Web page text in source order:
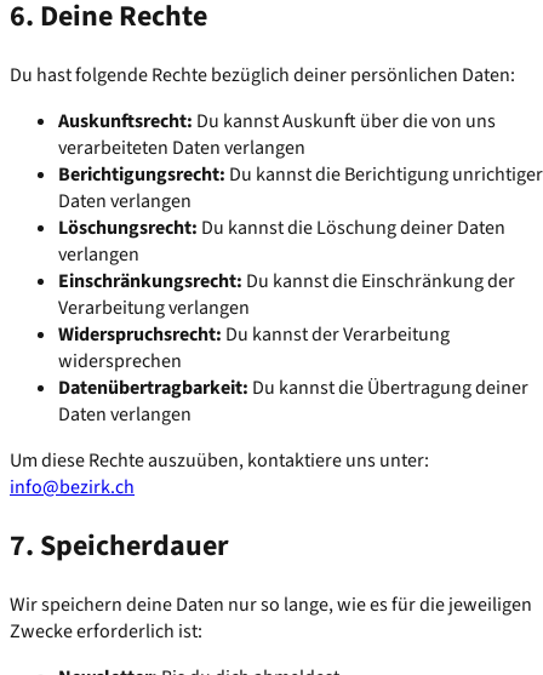
6. Deine Rechte
Du hast folgende Rechte bezüglich deiner persönlichen Daten:
Auskunftsrecht: Du kannst Auskunft über die von uns
verarbeiteten Daten verlangen
Berichtigungsrecht: Du kannst die Berichtigung unrichtiger
Daten verlangen
Löschungsrecht: Du kannst die Löschung deiner Daten
verlangen
Einschränkungsrecht: Du kannst die Einschränkung der
Verarbeitung verlangen
Widerspruchsrecht: Du kannst der Verarbeitung
widersprechen
Datenübertragbarkeit: Du kannst die Übertragung deiner
Daten verlangen
Um diese Rechte auszuüben, kontaktiere uns unter:
info@bezirk.ch
7. Speicherdauer
Wir speichern deine Daten nur so lange, wie es für die jeweiligen
Zwecke erforderlich ist: